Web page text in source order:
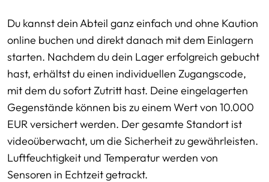
Du kannst dein Abteil ganz einfach und ohne Kaution
online buchen und direkt danach mit dem Einlagern
starten. Nachdem du dein Lager erfolgreich gebucht
hast, erhältst du einen individuellen Zugangscode,
mit dem du sofort Zutritt hast. Deine eingelagerten
Gegenstände können bis zu einem Wert von 10.000
EUR versichert werden. Der gesamte Standort ist
videoüberwacht, um die Sicherheit zu gewährleisten.
Luftfeuchtigkeit und Temperatur werden von
Sensoren in Echtzeit getrackt.